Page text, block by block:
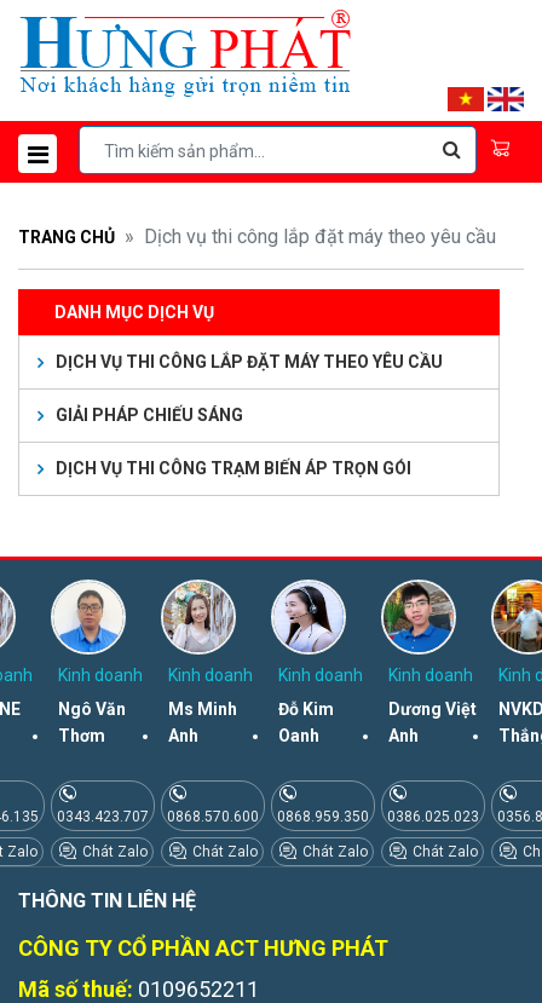
TRANG CHỦ Dịch vụ thi công lắp đặt máy theo yêu cầu
DANH MỤC DỊCH VỤ
DỊCH VỤ THI CÔNG LẮP ĐẶT MÁY THEO YÊU CẦU
GIẢI PHÁP CHIẾU SÁNG
DỊCH VỤ THI CÔNG TRẠM BIẾN ÁP TRỌN GÓI
Zalo
Kinh doanh
Ngô Văn
Thơm
0343.423.707
Chát Zalo
Kinh doanh
Ms Minh
Anh
0868.570.600
Chát Zalo
Kinh doanh
Đỗ Kim
Oanh
0868.959.350
Chát Zalo
Kinh doanh
Dương Việt
Anh
0386.025.023
Chát Zalo
Kinh
THÔNG TIN LIÊN HỆ
CÔNG TY CỔ PHẦN ACT HƯNG PHÁT
Mã số thuế: 0109652211